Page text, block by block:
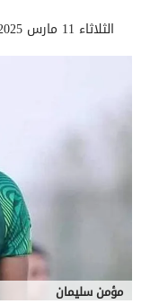
الثلاثاء 11 مارس 2025 | 01:08 مساءً
مؤمن سليمان